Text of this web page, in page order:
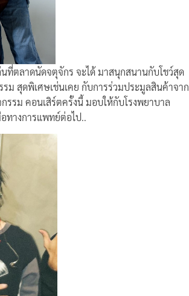
ที่ตลาดนัดจตุจักร จะได้ มาสนุกสนานกับโชว์สุด
ม สุดพิเศษเช่นเคย กับการร่วมประมูลสินค้าจาก
รม คอนเสิร์ตครั้งนี้ มอบให้กับโรงพยาบาล
ทางการแพทย์ต่อไป..